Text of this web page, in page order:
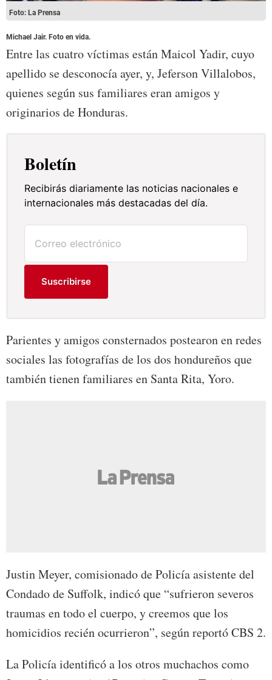
Foto: La Prensa
Michael Jair. Foto en vida.
Entre las cuatro víctimas están Maicol Yadir, cuyo
apellido se desconocía ayer, y, Jeferson Villalobos,
quienes según sus familiares eran amigos y
originarios de Honduras.
Boletín
Recibirás diariamente las noticias nacionales e
internacionales más destacadas del día.
Suscribirse
Parientes y amigos consternados postearon en redes
sociales las fotografías de los dos hondureños que
también tienen familiares en Santa Rita, Yoro.
Justin Meyer, comisionado de Policía asistente del
Condado de Suffolk, indicó que “sufrieron severos
traumas en todo el cuerpo, y creemos que los
homicidios recién ocurrieron”, según reportó CBS 2.
La Policía identificó a los otros muchachos como